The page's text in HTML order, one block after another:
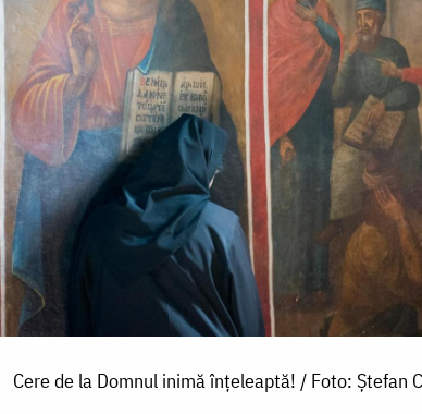
Cere de la Domnul inimă înțeleaptă! / Foto: Ștefan